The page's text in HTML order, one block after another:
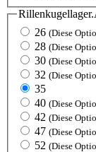
26 (Diese
28 (Diese
30 (Diese
32 (Diese
35
40 (Diese
42 (Diese
47 (Diese
52 (Diese